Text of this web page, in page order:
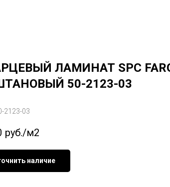
ЛАМИНАТ SPC
50-2123-03
2123-03
руб./м2
наличие